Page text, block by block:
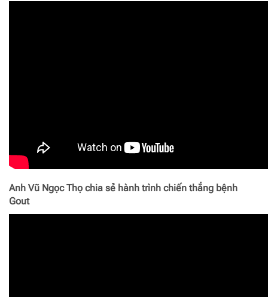
Anh Vũ Ngọc Thọ chia sẻ hành trình chiến thắng bệnh
Gout